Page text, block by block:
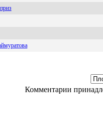
Комментарии